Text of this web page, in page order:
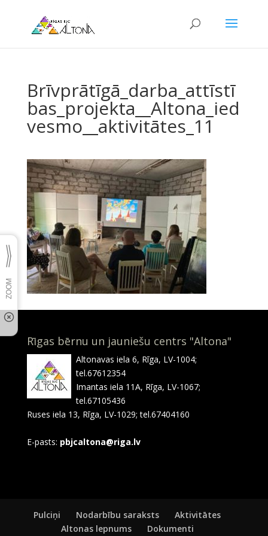
Brīvprātīgā_darba_attīstī
bas_projekta__Altona_ied
vesmo__aktivitātes_11
Rīgas bērnu un jauniešu centrs "Altona"
Altonavas iela 6, Rīga, LV-1004;
tel.67612354
Imantas iela 11A, Rīga, LV-1067;
tel.67105436
Ruses iela 13, Rīga, LV-1029; tel.67404160
E-pasts: pbjcaltona@riga.lv
Pulciņi Nodarbību saraksts
Aktivitātes
Altonas lepnums
Dokumenti